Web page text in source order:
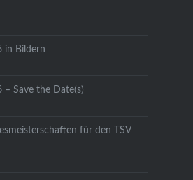
in Bildern
Save the Date(s)
für den TSV